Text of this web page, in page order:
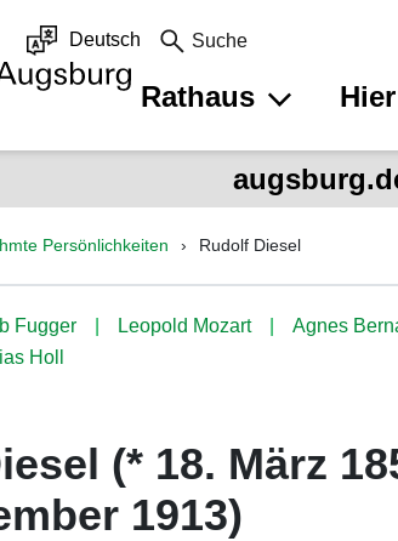
Deutsch Suche
Rathaus
Persönlichkeiten Rudolf Diesel
Fugger Leopold Mozart Agnes
Holl
(* 18. März
1913)